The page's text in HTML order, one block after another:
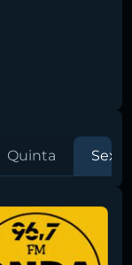
Quinta Sexta